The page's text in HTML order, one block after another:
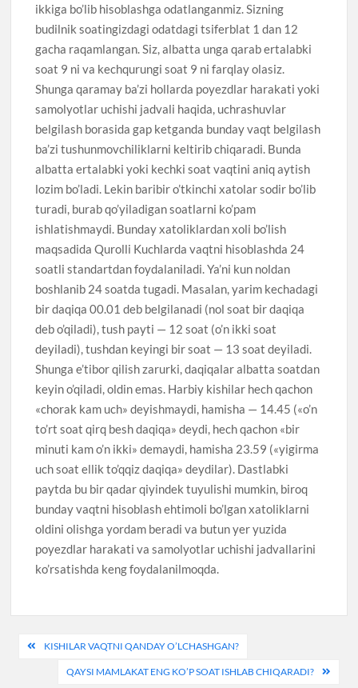
ikkiga bo’lib hisoblashga odatlanganmiz. Sizning
budilnik soatingizdagi odatdagi tsiferblat 1 dan 12
gacha raqamlangan. Siz, albatta unga qarab ertalabki
soat 9 ni va kechqurungi soat 9 ni farqlay olasiz.
Shunga qaramay ba’zi hollarda poyezdlar harakati yoki
samolyotlar uchishi jadvali haqida, uchrashuvlar
belgilash borasida gap ketganda bunday vaqt belgilash
ba’zi tushunmovchiliklarni keltirib chiqaradi. Bunda
albatta ertalabki yoki kechki soat vaqtini aniq aytish
lozim bo’ladi. Lekin baribir o’tkinchi xatolar sodir bo’lib
turadi, burab qo’yiladigan soatlarni ko’pam
ishlatishmaydi. Bunday xatoliklardan xoli bo’lish
maqsadida Qurolli Kuchlarda vaqtni hisoblashda 24
soatli standartdan foydalaniladi. Ya’ni kun noldan
boshlanib 24 soatda tugadi. Masalan, yarim kechadagi
bir daqiqa 00.01 deb belgilanadi (nol soat bir daqiqa
deb o’qiladi), tush payti — 12 soat (o’n ikki soat
deyiladi), tushdan keyingi bir soat — 13 soat deyiladi.
Shunga e’tibor qilish zarurki, daqiqalar albatta soatdan
keyin o’qiladi, oldin emas. Harbiy kishilar hech qachon
«chorak kam uch» deyishmaydi, hamisha — 14.45 («o’n
to’rt soat qirq besh daqiqa» deydi, hech qachon «bir
minuti kam o’n ikki» demaydi, hamisha 23.59 («yigirma
uch soat ellik to’qqiz daqiqa» deydilar). Dastlabki
paytda bu bir qadar qiyindek tuyulishi mumkin, biroq
bunday vaqtni hisoblash ehtimoli bo’lgan xatoliklarni
oldini olishga yordam beradi va butun yer yuzida
poyezdlar harakati va samolyotlar uchishi jadvallarini
ko’rsatishda keng foydalanilmoqda.
Post
menyusi
KISHILAR VAQTNI QANDAY O’LCHASHGAN?
QAYSI MAMLAKAT ENG KO’P SOAT ISHLAB CHIQARADI?